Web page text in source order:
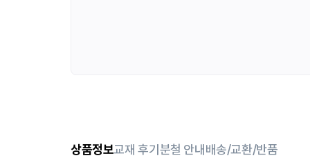
상품정보교재 후기 분철 안내배송/교환/반품